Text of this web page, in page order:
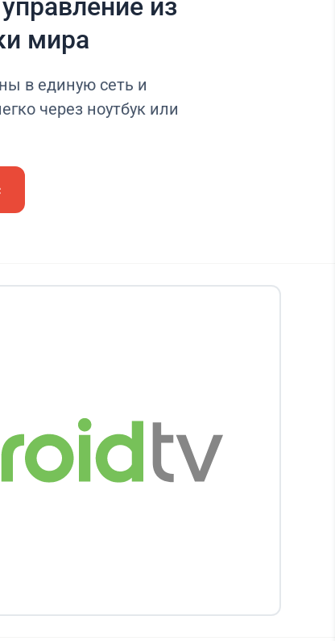
из
мира
в единую сеть и
через ноутбук или